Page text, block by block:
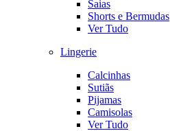
Saias
Shorts e Bermudas
Ver Tudo
Lingerie
Calcinhas
Sutiãs
Pijamas
Camisolas
Ver Tudo